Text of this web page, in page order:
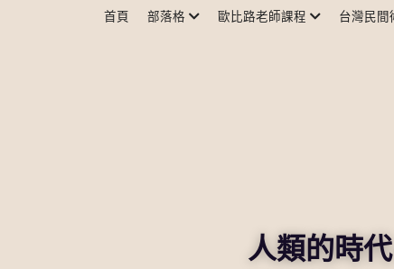
首頁 部落格 歐比路老師課程 台灣民間
人類的時